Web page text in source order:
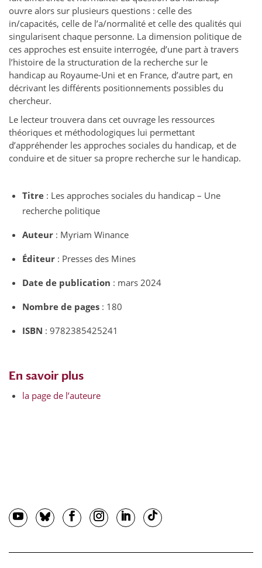
ouvre alors sur plusieurs questions : celle des
in/capacités, celle de l’a/normalité et celle des qualités qui
singularisent chaque personne. La dimension politique de
ces approches est ensuite interrogée, d’une part à travers
l’histoire de la structuration de la recherche sur le
handicap au Royaume-Uni et en France, d’autre part, en
décrivant les différents positionnements possibles du
chercheur.
Le lecteur trouvera dans cet ouvrage les ressources
théoriques et méthodologiques lui permettant
d’appréhender les approches sociales du handicap, et de
conduire et de situer sa propre recherche sur le handicap.
Titre : Les approches sociales du handicap – Une
recherche politique
Auteur : Myriam Winance
Éditeur : Presses des Mines
Date de publication : mars 2024
Nombre de pages : 180
ISBN : 9782385425241
En savoir plus
la page de l’auteure